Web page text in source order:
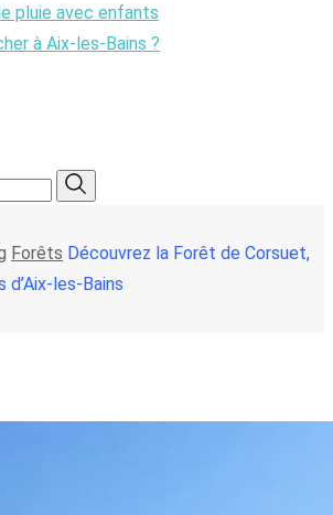
pluie avec enfants
à Aix-les-Bains ?
Forêts Découvrez la Forêt de Corsuet,
d’Aix-les-Bains